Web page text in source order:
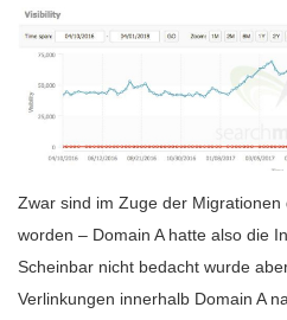
Zwar sind im Zuge der
worden – Domain A hatte also die
Scheinbar nicht bedacht wurde
Verlinkungen innerhalb Domain A